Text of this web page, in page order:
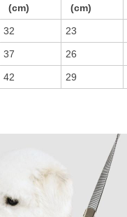
(cm)
(cm)
32 23
37 26
42 29